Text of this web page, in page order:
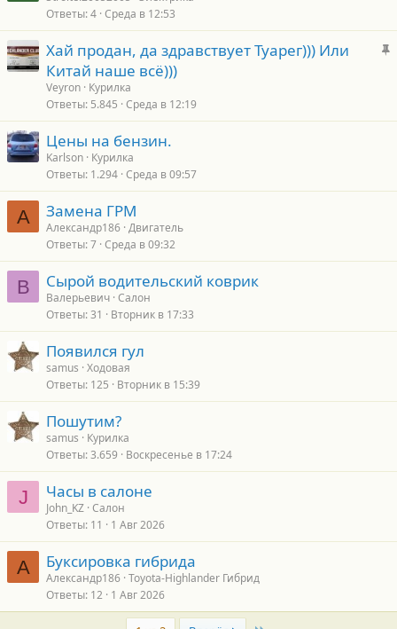
Ответы 4 Среда в 12:53
З
е
н
Хай продан, да здравствует Туарег))) Или
Китай наше всё)))
Veyron Курилка
Ответы 5.845 Среда в 12:19
Цены на бензин.
Karlson Курилка
Ответы 1.294 Среда в 09:57
А Замена ГРМ
Александр186 Двигатель
Ответы 7 Среда в 09:32
В Сырой водительский коврик
Валерьевич Салон
Ответы 31 Вторник в 17:33
Появился гул
samus Ходовая
Ответы 125 Вторник в 15:39
Пошутим?
samus
Курилка
Ответы 3.659 Воскресенье в 17:24
J Часы в салоне
John_KZ Салон
Ответы 11 1 Авг 2026
А Буксировка гибрида
Александр186 Toyota-Highlander Гибрид
Ответы 12 1 Авг 2026